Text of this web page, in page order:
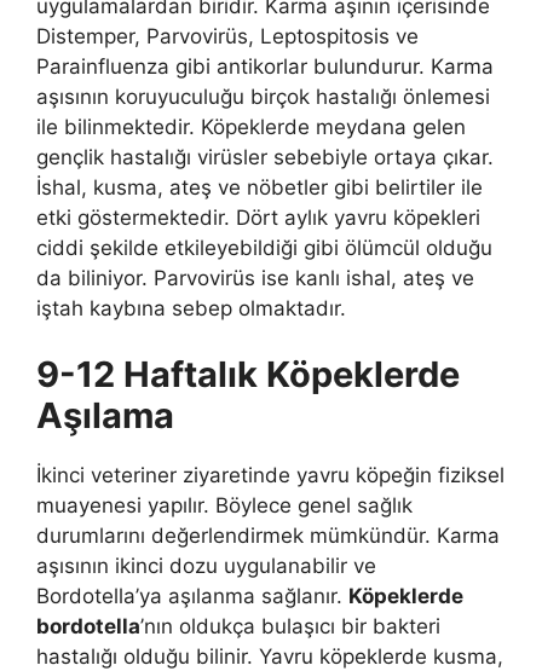
uygulamalardan biridir. Karma aşının içerisinde
Distemper, Parvovirüs, Leptospitosis ve
Parainfluenza gibi antikorlar bulundurur. Karma
aşısının koruyuculuğu birçok hastalığı önlemesi
ile bilinmektedir. Köpeklerde meydana gelen
gençlik hastalığı virüsler sebebiyle ortaya çıkar.
İshal, kusma, ateş ve nöbetler gibi belirtiler ile
etki göstermektedir. Dört aylık yavru köpekleri
ciddi şekilde etkileyebildiği gibi ölümcül olduğu
da biliniyor. Parvovirüs ise kanlı ishal, ateş ve
iştah kaybına sebep olmaktadır.
9-12 Haftalık Köpeklerde
Aşılama
İkinci veteriner ziyaretinde yavru köpeğin fiziksel
muayenesi yapılır. Böylece genel sağlık
durumlarını değerlendirmek mümkündür. Karma
aşısının ikinci dozu uygulanabilir ve
Bordotella’ya aşılanma sağlanır. Köpeklerde
bordotella’nın oldukça bulaşıcı bir bakteri
hastalığı olduğu bilinir. Yavru köpeklerde kusma,